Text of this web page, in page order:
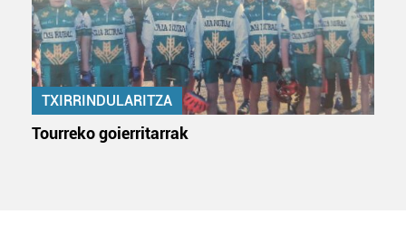
Webgune honek cookie propioak eta hirugarrenen cookie-
fitxategiak erabiltzen ditu. Zure esperientzia eta
zerbitzuak hobetzeko asmoz, cookie teknologiaz
baliatzen gara. Ohar hau onartuz gero, teknologia hori
erabiltzeko baimen esplizitua ematen diguzu.Gehiago
irakurri
TXIRRINDULARITZA
Tourreko goierritarrak